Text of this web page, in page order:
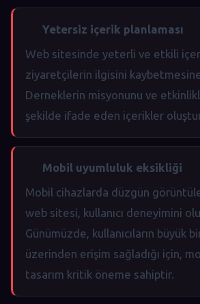
Yetersiz içerik planlaması
Web sitesinde yeterli ve etkili
ziyaretçilerin ilgisini
Derneklerin misyonunu ve
şekilde ifade eden içerikler
Mobil uyumluluk eksikliği
Mobil cihazlarda düzgün
web sitesi, kullanıcı deneyimini
Günümüzde, kullanıcıların büyük
üzerinden erişim sağladığı için,
tasarım kritik öneme sahiptir.